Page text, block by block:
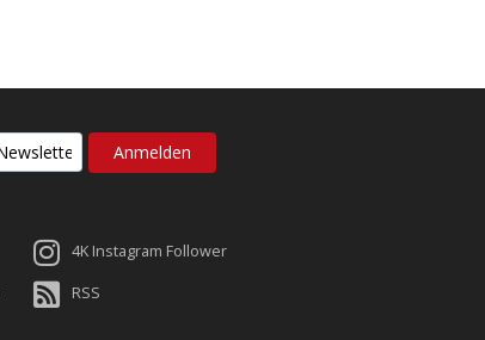
4K Instagram Follower
RSS